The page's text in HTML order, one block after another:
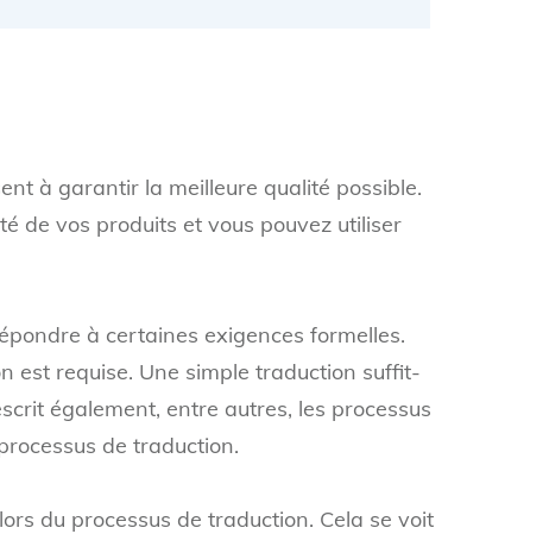
à garantir la meilleure qualité possible.
de vos produits et vous pouvez utiliser
à certaines exigences formelles.
est requise. Une simple traduction suffit-
également, entre autres, les processus
de traduction.
du processus de traduction. Cela se voit